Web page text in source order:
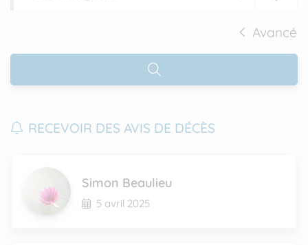
Avancé
RECEVOIR DES AVIS DE DÉCÈS
Simon Beaulieu
5 avril 2025